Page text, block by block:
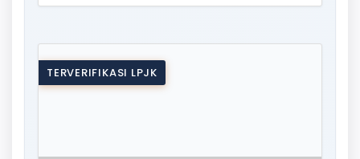
TERVERIFIKASI LPJK